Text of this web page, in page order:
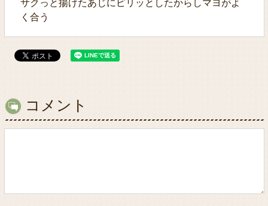
サクっと揚げたあじにピリッとしたからしマヨがよ
く合う
コメント